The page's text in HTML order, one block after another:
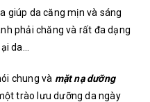
giúp da căng mịn và sáng
phải chăng và rất đa dạng
da…
chung và mặt nạ dưỡng
trào lưu dưỡng da ngày